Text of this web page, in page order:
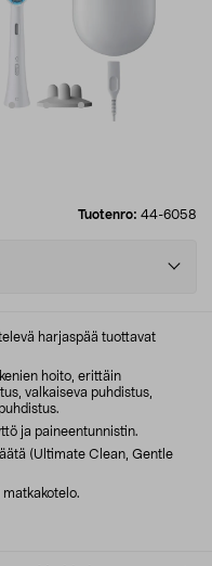
Tuotenro: 44-6058
harjaspää tuottavat
hoito, erittäin
valkaiseva puhdistus,
ja paineentunnistin.
(Ultimate Clean, Gentle